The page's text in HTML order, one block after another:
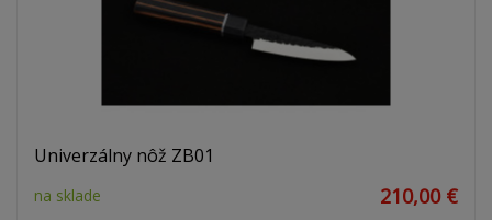
Univerzálny nôž ZB01
na sklade 210,00 €